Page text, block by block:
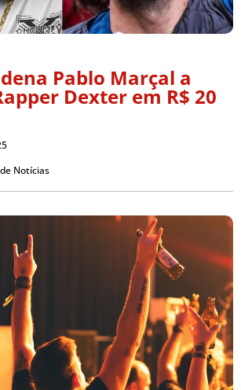
Pablo Marçal a
Dexter em R$ 20
Notícias